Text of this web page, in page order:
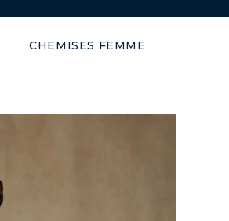
CHEMISES FEMME